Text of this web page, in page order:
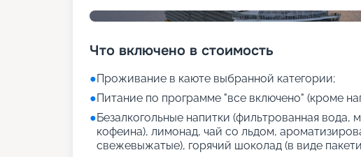
Что включено в стоимость
●Проживание в каюте выбранной категории;
●Питание по программе "все включено" (кроме
●Безалкогольные напитки (фильтрованная вода,
кофеина), лимонад, чай со льдом,
свежевыжатые), горячий шоколад (в виде